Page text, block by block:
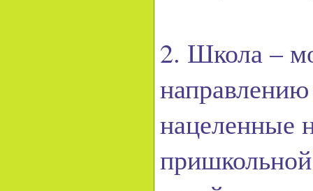
2. Школа –
нацеленные